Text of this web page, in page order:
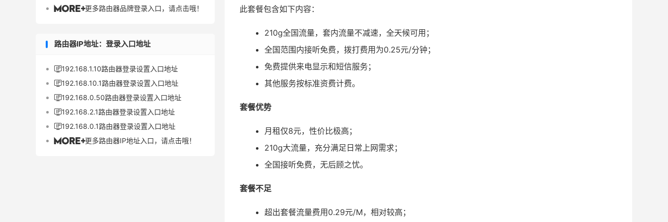
此套餐包含如下内容：
210g全国流量，套内流量不减速，全天候可用；
全国范围内接听免费，拨打费用为0.25元/分钟；
免费提供来电显示和短信服务；
其他服务按标准资费计费。
套餐优势
月租仅8元，性价比极高；
210g大流量，充分满足日常上网需求；
全国接听免费，无后顾之忧。
套餐不足
超出套餐流量费用0.29元/M，相对较高；
更多路由器品牌登录入口，请点击哦！
路由器IP地址：登录入口地址
192.168.1.10路由器登录设置入口地址
192.168.10.1路由器登录设置入口地址
192.168.0.50路由器登录设置入口地址
192.168.2.1路由器登录设置入口地址
192.168.0.1路由器登录设置入口地址
更多路由器IP地址入口，请点击哦！